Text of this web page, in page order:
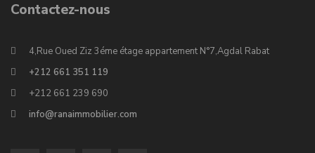
Contactez-nous
4,Rue Oued Ziz 3éme étage appartement N°7,Agdal Rabat
+212 661 351 119
+212 661 239 690
info@ranaimmobilier.com